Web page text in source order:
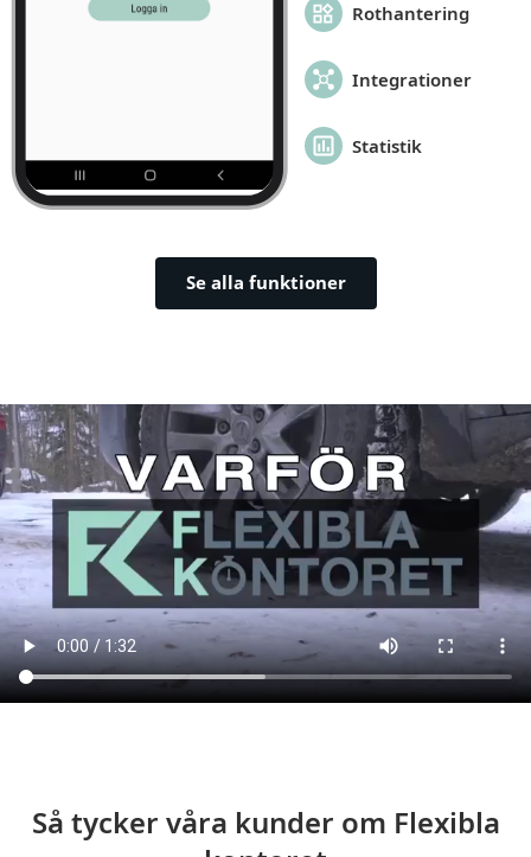
Rothantering
Integrationer
Statistik
Se alla funktioner
Så tycker våra kunder om Flexibla